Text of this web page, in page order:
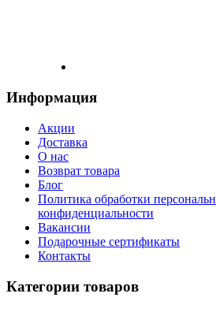
Информация
Акции
Доставка
О нас
Возврат товара
Блог
Политика обработки
конфиденциальности
Вакансии
Подарочные сертификаты
Контакты
Категории товаров